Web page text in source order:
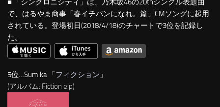
■ 「シンクロニシティ」は、乃木坂46の20thシングル表題曲
で、はるやま商事「春イチバンになれ。篇」CMソングに起用
されている。登場初日(2018/4/18)のチャートで3位を記録し
た。
5位…Sumika 「フィクション 」
(アルバム: Fiction e.p)